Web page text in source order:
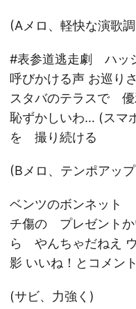
(Aメロ、軽快な演歌
#表参道逃走劇 ハッ
呼びかける声 お巡り
スタバのテラスで
恥ずかしいわ… (スマ
を 撮り続ける
(Bメロ、テンポアッ
ベンツのボンネット
チ傷の プレゼントか
ら やんちゃだねえ
影 いいね！とコメン
(サビ、力強く)